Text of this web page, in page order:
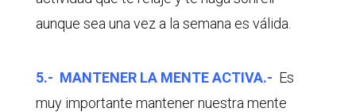
aunque sea una vez a la semana es válida.
5.- MANTENER LA MENTE ACTIVA.- Es
muy importante mantener nuestra mente